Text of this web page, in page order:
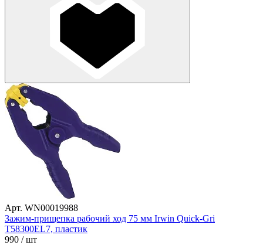
Арт. WN00019988
Зажим-прищепка рабочий ход 75 мм Irwin Quick-Gri
T58300EL7, пластик
990 / шт